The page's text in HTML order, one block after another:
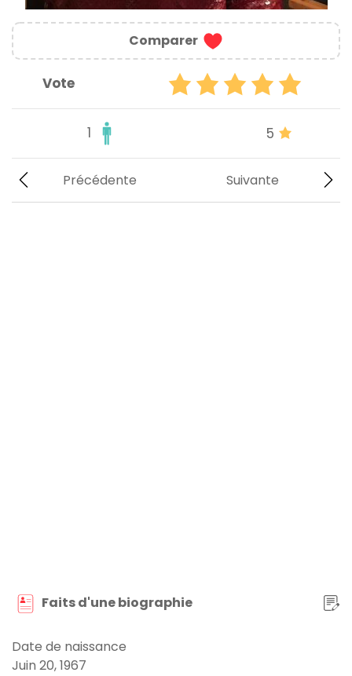
Comparer
Vote
1 5
Suivante
Précédente
Faits d'une biographie
Date de naissance
Juin 20, 1967